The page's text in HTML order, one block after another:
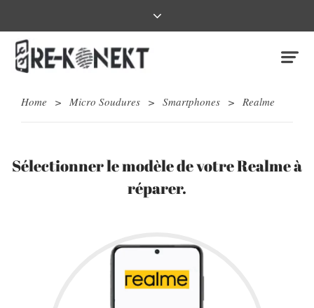
Home > Micro Soudures > Smartphones > Realme
Sélectionner le modèle de votre Realme à
réparer.